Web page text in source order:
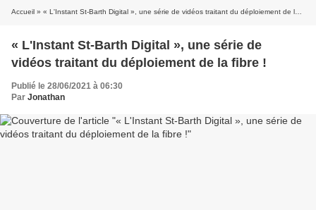
Accueil » « L'Instant St-Barth Digital », une série de vidéos traitant du déploiement de la fibre !
« L'Instant St-Barth Digital », une série de
vidéos traitant du déploiement de la fibre !
Publié le 28/06/2021 à 06:30
Par Jonathan